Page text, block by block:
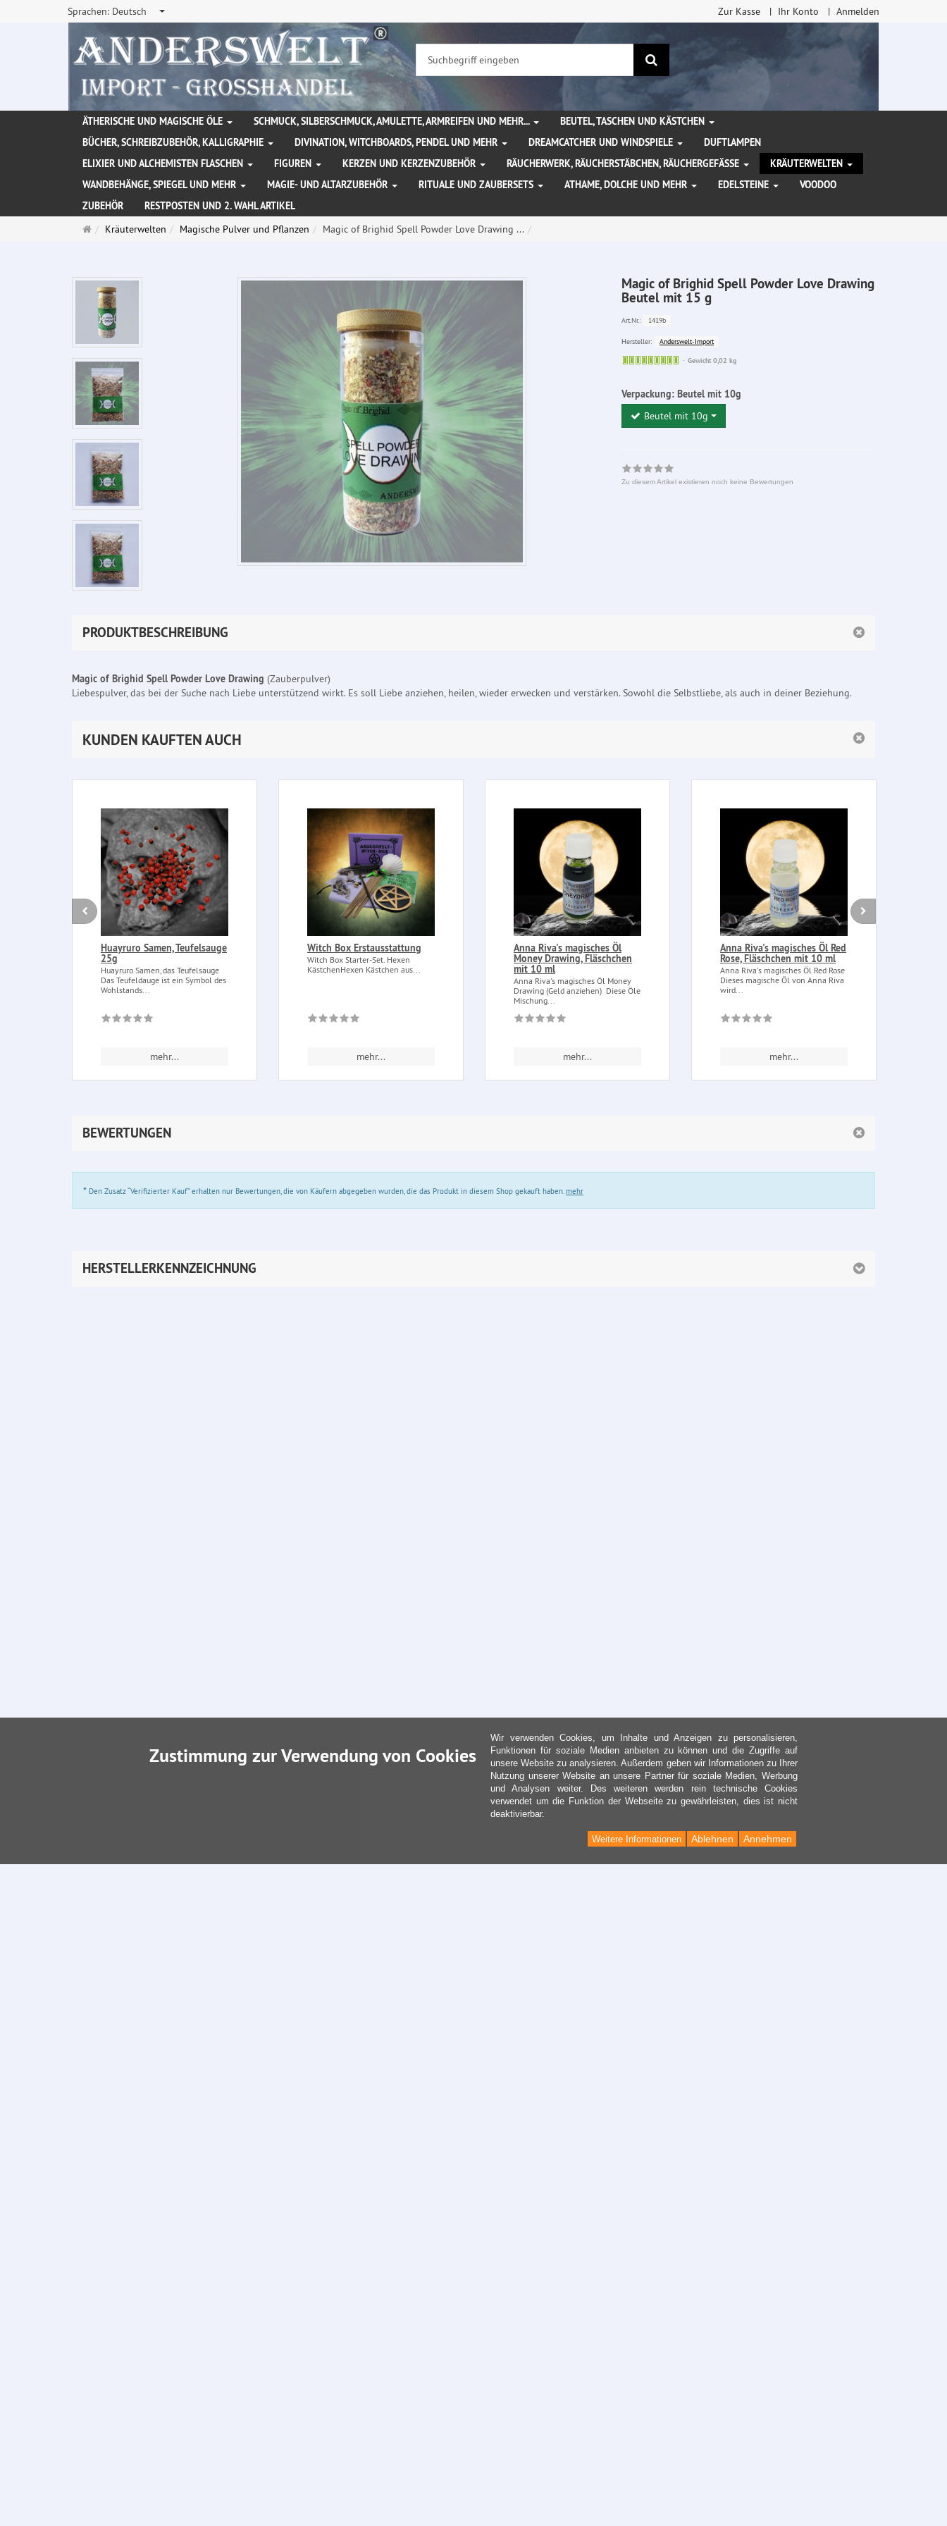
Sprachen: Deutsch Zur Kasse Ihr Konto Anmelden
Suchen
ÄTHERISCHE UND MAGISCHE ÖLE SCHMUCK, SILBERSCHMUCK, AMULETTE, ARMREIFEN UND MEHR...
BEUTEL, TASCHEN UND KÄSTCHEN
BÜCHER, SCHREIBZUBEHÖR, KALLIGRAPHIE
DIVINATION, WITCHBOARDS, PENDEL UND MEHR DREAMCATCHER UND WINDSPIELE
DUFTLAMPEN
ELIXIER UND ALCHEMISTEN FLASCHEN
FIGUREN KERZEN UND KERZENZUBEHÖR RÄUCHERWERK, RÄUCHERSTÄBCHEN, RÄUCHERGEFÄSSE
KRÄUTERWELTEN
WANDBEHÄNGE, SPIEGEL UND MEHR
MAGIE- UND ALTARZUBEHÖR RITUALE UND ZAUBERSETS ATHAME, DOLCHE UND MEHR EDELSTEINE
VOODOO
ZUBEHÖR
RESTPOSTEN UND 2. WAHL ARTIKEL
Startseite
Kräuterwelten Magische Pulver und Pflanzen Magic of Brighid Spell Powder Love Drawing ...
Magic of Brighid Spell Powder Love Drawing
Beutel mit 15 g
Art.Nr.: 1419b
Hersteller:
Anderswelt-Import
Sofort
Gewicht 0,02 kg
Verpackung: Beutel mit 10g
Beutel mit 10g
Zu diesem Artikel existieren noch keine Bewertungen
PRODUKTBESCHREIBUNG
Magic of Brighid Spell Powder Love Drawing (Zauberpulver)
Liebespulver, das bei der Suche nach Liebe unterstützend wirkt. Es soll Liebe anziehen, heilen, wieder erwecken und verstärken. Sowohl die Selbstliebe, als auch in deiner Beziehung.
KUNDEN KAUFTEN AUCH
Huayruro Samen, Teufelsauge
25g
Huayruro Samen, das Teufelsauge
Das Teufeldauge ist ein Symbol des
Wohlstands...
mehr...
Witch Box Erstausstattung
Witch Box Starter-Set. Hexen
KästchenHexen Kästchen aus...
mehr...
Anna Riva's magisches Öl
Money Drawing, Fläschchen
mit 10 ml
Anna Riva's magisches Öl Money
Drawing (Geld anziehen) Diese Öle
Mischung...
mehr...
Anna Riva's magisches Öl Red
Rose, Fläschchen mit 10 ml
Anna Riva's magisches Öl Red Rose
Dieses magische Öl von Anna Riva
wird...
mehr...
BEWERTUNGEN
* Den Zusatz “Verifizierter Kauf” erhalten nur Bewertungen, die von Käufern abgegeben wurden, die das Produkt in diesem Shop gekauft haben.mehr
HERSTELLERKENNZEICHNUNG
Zustimmung zur Verwendung von Cookies
Wir verwenden Cookies, um Inhalte und Anzeigen zu personalisieren,
Funktionen für soziale Medien anbieten zu können und die Zugriffe auf
unsere Website zu analysieren. Außerdem geben wir Informationen zu Ihrer
Nutzung unserer Website an unsere Partner für soziale Medien, Werbung
und Analysen weiter. Des weiteren werden rein technische Cookies
verwendet um die Funktion der Webseite zu gewährleisten, dies ist nicht
deaktivierbar.
Annehmen
Ablehnen
Weitere Informationen